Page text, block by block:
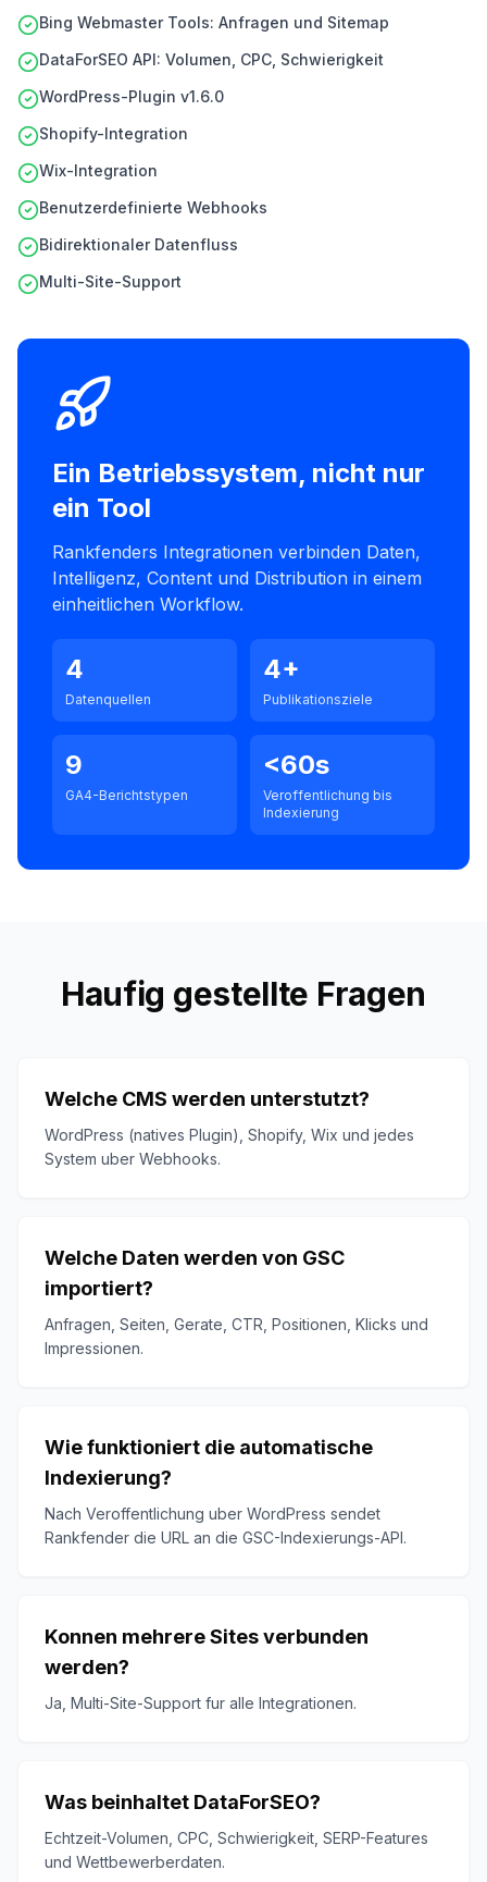
Bing Webmaster Tools: Anfragen und Sitemap
DataForSEO API: Volumen, CPC, Schwierigkeit
WordPress-Plugin v1.6.0
Shopify-Integration
Wix-Integration
Benutzerdefinierte Webhooks
Bidirektionaler Datenfluss
Multi-Site-Support
Ein Betriebssystem, nicht nur
ein Tool
Rankfenders Integrationen verbinden Daten,
Intelligenz, Content und Distribution in einem
einheitlichen Workflow.
4
Datenquellen
4+
Publikationsziele
9
GA4-Berichtstypen
<60s
Veroffentlichung bis
Indexierung
Haufig gestellte Fragen
Welche CMS werden unterstutzt?
WordPress (natives Plugin), Shopify, Wix und jedes
System uber Webhooks.
Welche Daten werden von GSC
importiert?
Anfragen, Seiten, Gerate, CTR, Positionen, Klicks und
Impressionen.
Wie funktioniert die automatische
Indexierung?
Nach Veroffentlichung uber WordPress sendet
Rankfender die URL an die GSC-Indexierungs-API.
Konnen mehrere Sites verbunden
werden?
Ja, Multi-Site-Support fur alle Integrationen.
Was beinhaltet DataForSEO?
Echtzeit-Volumen, CPC, Schwierigkeit, SERP-Features
und Wettbewerberdaten.